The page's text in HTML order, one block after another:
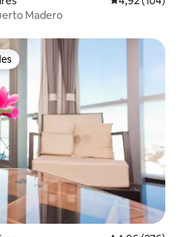
Madero
dos hóspedes